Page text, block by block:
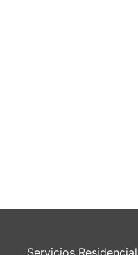
Servicios Residencial